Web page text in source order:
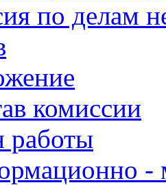
по делам
комиссии
работы
-